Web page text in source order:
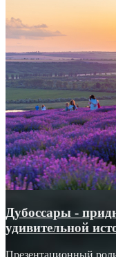
Дубоссары -
удивительной
Презентационный